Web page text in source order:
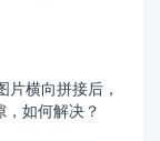
横向拼接后，
如何解决？